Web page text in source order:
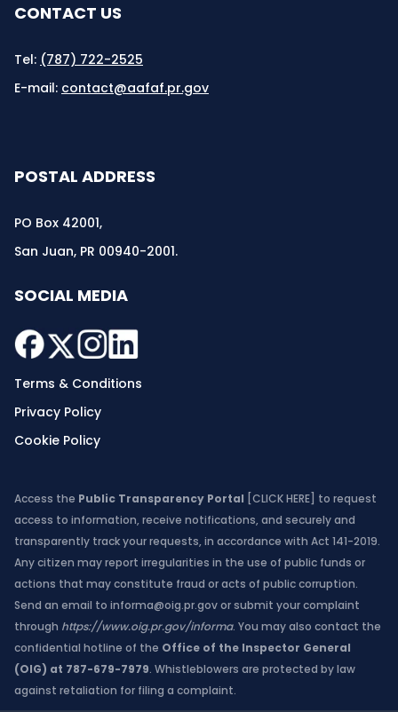
CONTACT US
Tel: (787) 722-2525
E-mail: contact@aafaf.pr.gov
POSTAL ADDRESS
PO Box 42001,
San Juan, PR 00940-2001.
SOCIAL MEDIA
Terms & Conditions
Privacy Policy
Cookie Policy
Access the Public Transparency Portal [CLICK HERE] to request
access to information, receive notifications, and securely and
transparently track your requests, in accordance with Act 141-2019.
Any citizen may report irregularities in the use of public funds or
actions that may constitute fraud or acts of public corruption.
Send an email to informa@oig.pr.govor submit your complaint
through https://www.oig.pr.gov/informa. You may also contact the
confidential hotline of the Office of the Inspector General
(OIG) at 787-679-7979. Whistleblowers are protected by law
against retaliation for filing a complaint.